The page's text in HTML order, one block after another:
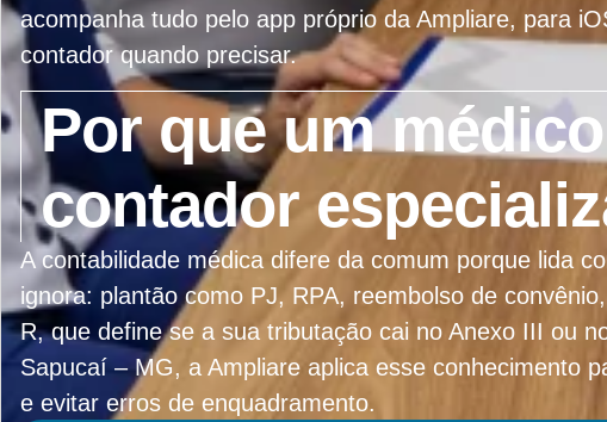
acompanha tudo pelo app próprio da Ampliare, para
contador quando precisar.
Por que um
contador
A contabilidade médica difere da comum porque lida
ignora: plantão como PJ, RPA, reembolso de
R, que define se a sua tributação cai no Anexo III ou
Sapucaí – MG, a Ampliare aplica esse conhecimento
e evitar erros de enquadramento.